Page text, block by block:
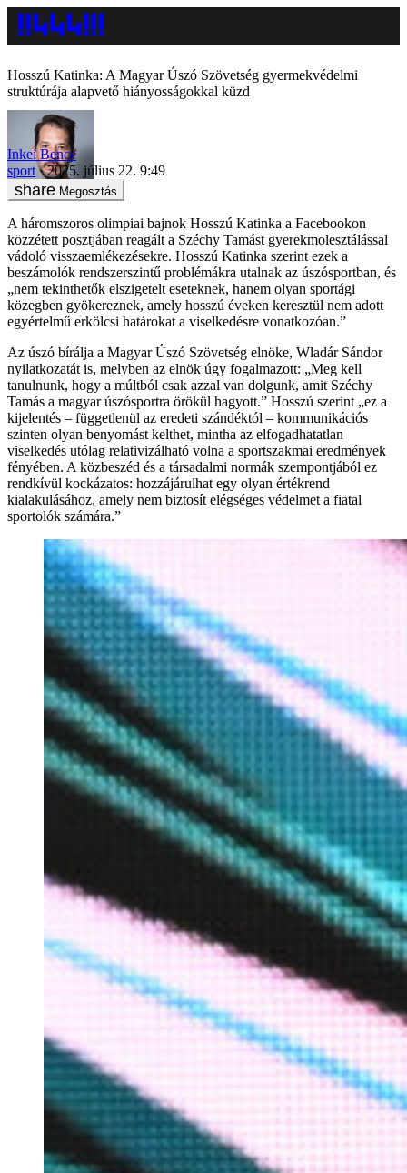
Hosszú Katinka: A Magyar Úszó Szövetség gyermekvédelmi
struktúrája alapvető hiányosságokkal küzd
Inkei Bence
sport
2025. július 22. 9:49
Megosztás
A háromszoros olimpiai bajnok Hosszú Katinka a Facebookon
közzétett posztjában reagált a Széchy Tamást gyerekmolesztálással
vádoló visszaemlékezésekre. Hosszú Katinka szerint ezek a
beszámolók rendszerszintű problémákra utalnak az úszósportban, és
„nem tekinthetők elszigetelt eseteknek, hanem olyan sportági
közegben gyökereznek, amely hosszú éveken keresztül nem adott
egyértelmű erkölcsi határokat a viselkedésre vonatkozóan.”
Az úszó bírálja a Magyar Úszó Szövetség elnöke, Wladár Sándor
nyilatkozatát is, melyben az elnök úgy fogalmazott: „Meg kell
tanulnunk, hogy a múltból csak azzal van dolgunk, amit Széchy
Tamás a magyar úszósportra örökül hagyott.” Hosszú szerint „ez a
kijelentés – függetlenül az eredeti szándéktól – kommunikációs
szinten olyan benyomást kelthet, mintha az elfogadhatatlan
viselkedés utólag relativizálható volna a sportszakmai eredmények
fényében. A közbeszéd és a társadalmi normák szempontjából ez
rendkívül kockázatos: hozzájárulhat egy olyan értékrend
kialakulásához, amely nem biztosít elégséges védelmet a fiatal
sportolók számára.”